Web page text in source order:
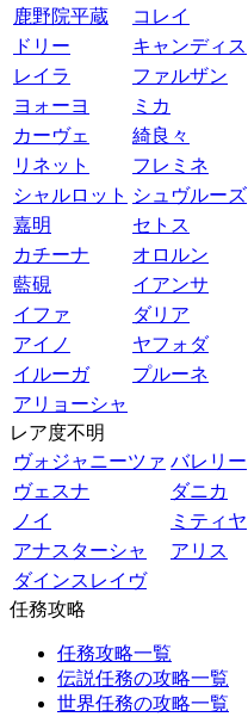
鹿野院平蔵
コレイ
ドリー
キャンディス
レイラ
ファルザン
ヨォーヨ
ミカ
カーヴェ
綺良々
リネット
フレミネ
シャルロット シュヴルーズ
嘉明
セトス
カチーナ
オロルン
藍硯
イアンサ
イファ
ダリア
アイノ
ヤフォダ
イルーガ
プルーネ
アリョーシャ
レア度不明
ヴォジャニーツァ バレリー
ヴェスナ
ダニカ
ノイ
ミティヤ
アナスターシャ
アリス
ダインスレイヴ
任務攻略
任務攻略一覧
伝説任務の攻略一覧
世界任務の攻略一覧